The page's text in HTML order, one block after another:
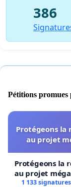
386
Pétitions
Protégeons la
au projet
Protégeons la
au projet
1 133 signatures